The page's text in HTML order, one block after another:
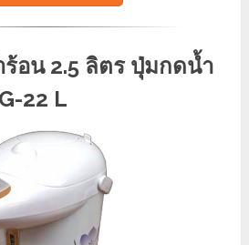
ร้อน 2.5 ลิตร ปุ่มกดน้ำ
22 L